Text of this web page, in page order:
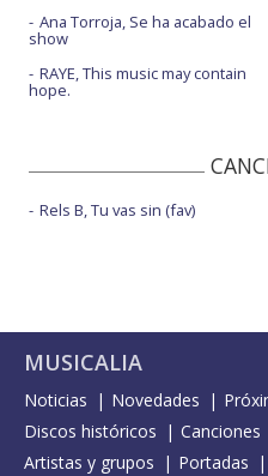
Ana Torroja, Se ha acabado el
show
RAYE, This music may contain
hope.
Rels B, Tu vas sin (fav)
MUSICALIA
Noticias Novedades
Discos históricos
Canciones
Artistas y grupos
Portadas